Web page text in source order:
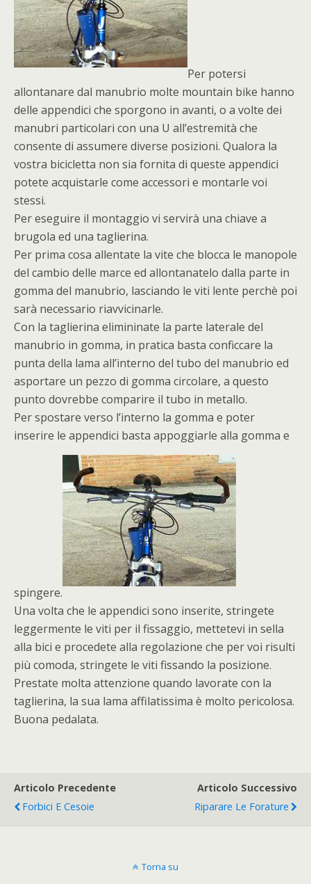
Per potersi
allontanare dal manubrio molte mountain bike hanno
delle appendici che sporgono in avanti, o a volte dei
manubri particolari con una U all’estremità che
consente di assumere diverse posizioni. Qualora la
vostra bicicletta non sia fornita di queste appendici
potete acquistarle come accessori e montarle voi
stessi.
Per eseguire il montaggio vi servirà una chiave a
brugola ed una taglierina.
Per prima cosa allentate la vite che blocca le manopole
del cambio delle marce ed allontanatelo dalla parte in
gomma del manubrio, lasciando le viti lente perchè poi
sarà necessario riavvicinarle.
Con la taglierina elimininate la parte laterale del
manubrio in gomma, in pratica basta conficcare la
punta della lama all’interno del tubo del manubrio ed
asportare un pezzo di gomma circolare, a questo
punto dovrebbe comparire il tubo in metallo.
Per spostare verso l’interno la gomma e poter
inserire le appendici basta appoggiarle alla gomma e
spingere.
Una volta che le appendici sono inserite, stringete
leggermente le viti per il fissaggio, mettetevi in sella
alla bici e procedete alla regolazione che per voi risulti
più comoda, stringete le viti fissando la posizione.
Prestate molta attenzione quando lavorate con la
taglierina, la sua lama affilatissima è molto pericolosa.
Buona pedalata.
Articolo Precedente
Forbici E Cesoie
Articolo Successivo
Riparare Le Forature
Torna su